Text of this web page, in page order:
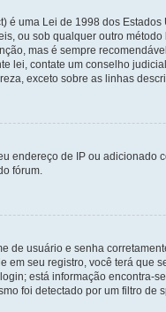
é uma Lei de 1998 dos
ou sob qualquer outro
mas é sempre
lei, contate um conselho
exceto sobre as linhas
endereço de IP ou
fórum.
de usuário e senha
em seu registro, você terá que
está informação encontra-
foi detectado por um filtro